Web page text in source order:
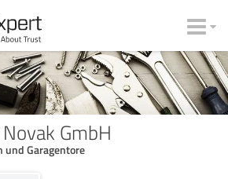
GmbH
und Garagentore